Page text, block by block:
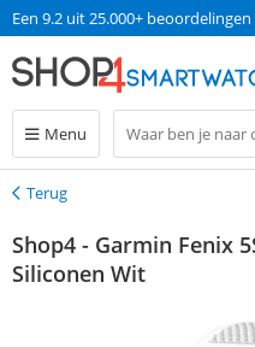
Een 9.2 uit 25.000+ beoordelingen
Menu
Terug
Terug
Shop4 - Garmin Fenix
Siliconen Wit